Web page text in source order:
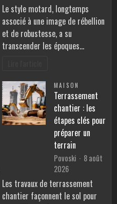
Le style motard, longtemps
associé à une image de rébellion
et de robustesse, a su
transcender les époques…
MAISON
Terrassement
chantier : les
étapes clés pour
préparer un
terrain
Povoski
8 août
2026
Les travaux de terrassement
chantier façonnent le sol pour